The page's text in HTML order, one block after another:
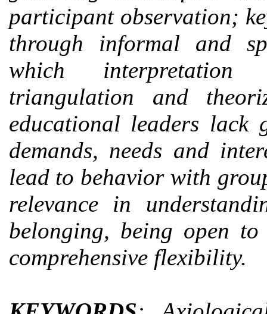
participant observation;
through informal and
which interpretation
triangulation and
educational leaders lack
demands, needs and
lead to behavior with
relevance in
belonging, being open
comprehensive flexibility.